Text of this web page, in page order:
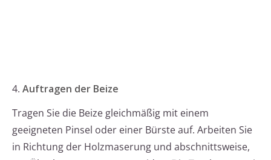
4. Auftragen der Beize
Tragen Sie die Beize gleichmäßig mit einem
geeigneten Pinsel oder einer Bürste auf. Arbeiten Sie
in Richtung der Holzmaserung und abschnittsweise,